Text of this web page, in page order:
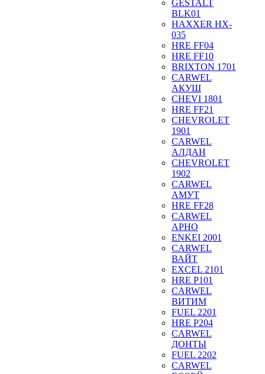
GESTALT
BLK01
HAXXER HX-
035
HRE FF04
HRE FF10
BRIXTON 1701
CARWEL
АКУШ
CHEVI 1801
HRE FF21
CHEVROLET
1901
CARWEL
АЛДАН
CHEVROLET
1902
CARWEL
АМУТ
HRE FF28
CARWEL
АРНО
ENKEI 2001
CARWEL
ВАЙТ
EXCEL 2101
HRE P101
CARWEL
ВИТИМ
FUEL 2201
HRE P204
CARWEL
ДОНТЫ
FUEL 2202
CARWEL